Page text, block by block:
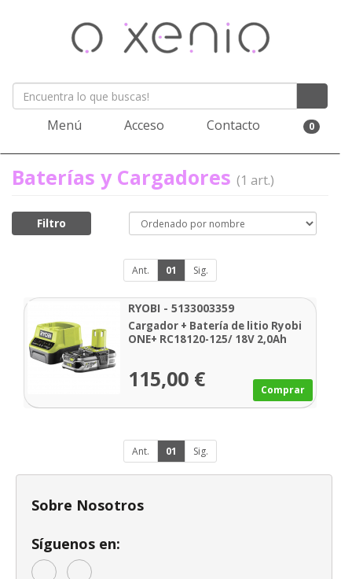
Menú Acceso Contacto 0
Baterías y Cargadores (1 art.)
Filtro
Ant. 01 Sig.
RYOBI - 5133003359
Cargador + Batería de litio Ryobi
ONE+ RC18120-125/ 18V 2,0Ah
115,00 € Comprar
Ant. 01 Sig.
Sobre Nosotros
Síguenos en: